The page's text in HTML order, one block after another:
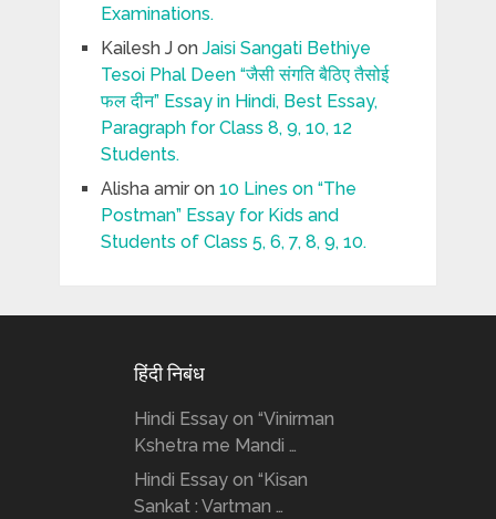
Examinations.
Kailesh Jon Jaisi Sangati Bethiye
Tesoi Phal Deen “जैसी संगति बैठिए तैसोई
फल दीन” Essay in Hindi, Best Essay,
Paragraph for Class 8, 9, 10, 12
Students.
Alisha amiron 10 Lines on “The
Postman” Essay for Kids and
Students of Class 5, 6, 7, 8, 9, 10.
हिंदी निबंध
Hindi Essay on “Vinirman
Kshetra me Mandi …
Hindi Essay on “Kisan
Sankat : Vartman …